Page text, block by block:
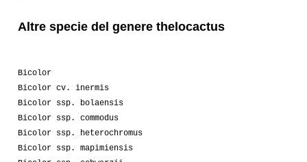
Altre specie del genere thelocactus
Bicolor
Bicolor cv. inermis
Bicolor ssp. bolaensis
Bicolor ssp. commodus
Bicolor ssp. heterochromus
Bicolor ssp. mapimiensis